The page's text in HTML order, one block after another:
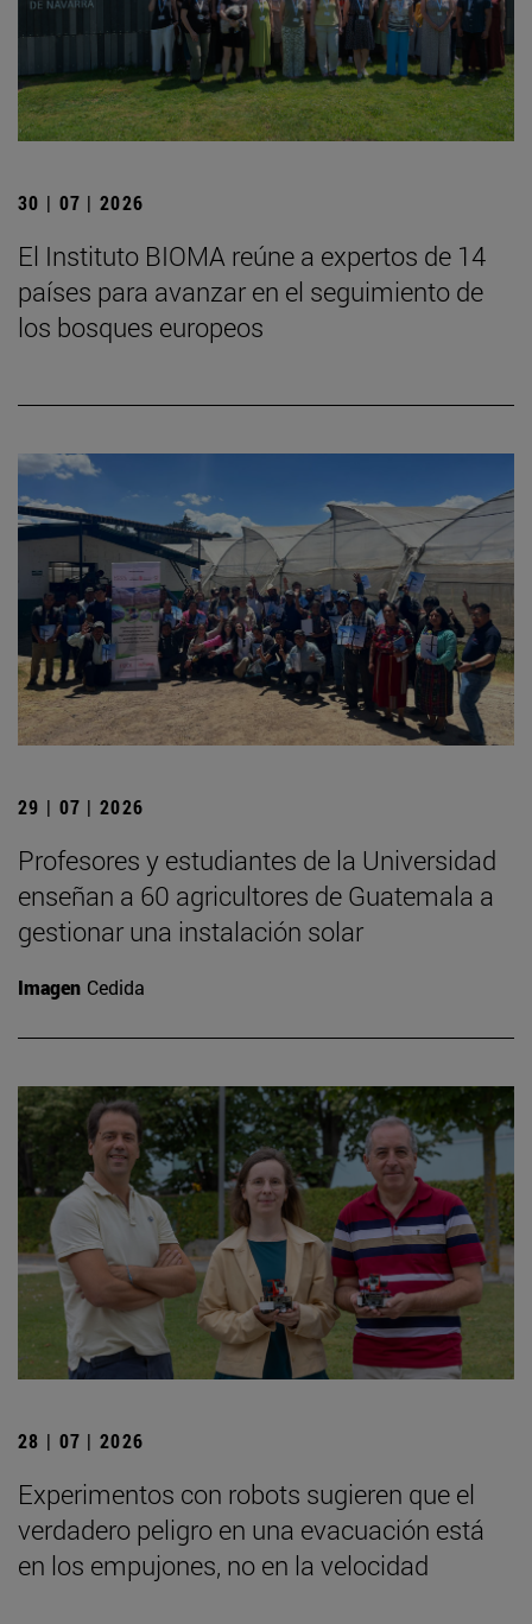
30 | 07 | 2026
El Instituto BIOMA reúne a expertos de 14
países para avanzar en el seguimiento de
los bosques europeos
29 | 07 | 2026
Profesores y estudiantes de la Universidad
enseñan a 60 agricultores de Guatemala a
gestionar una instalación solar
Imagen Cedida
28 | 07 | 2026
Experimentos con robots sugieren que el
verdadero peligro en una evacuación está
en los empujones, no en la velocidad